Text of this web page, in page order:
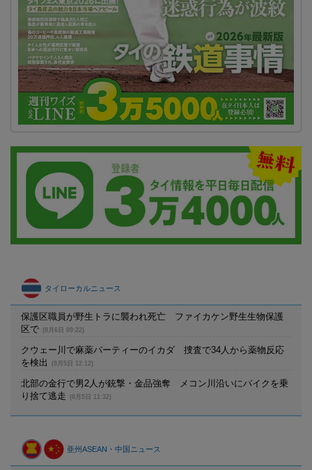
タイローカルニュース
保護区職員が野生トラに襲われ死亡 ファイカケン野生生物保護
区で
(8月6日 09:22)
クウェー川で麻薬パーティーのイカダ 捜査で34人から薬物反応
を検出
(8月5日 12:12)
北部の金行で男2人が銃撃・金品強奪 メコン川沿いにバイクを乗
り捨て逃走
(8月5日 11:32)
亜州ASEAN・中国ニュース